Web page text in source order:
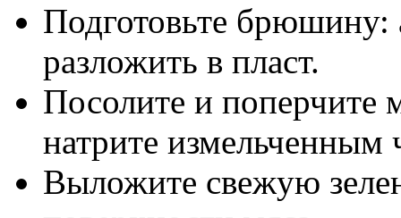
Подготовьте брюшину:
разложить в пласт.
Посолите и поперчите
натрите измельченным
Выложите свежую